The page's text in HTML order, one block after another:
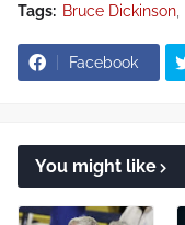
Tags: Bruce Dickinson
Facebook
You might like